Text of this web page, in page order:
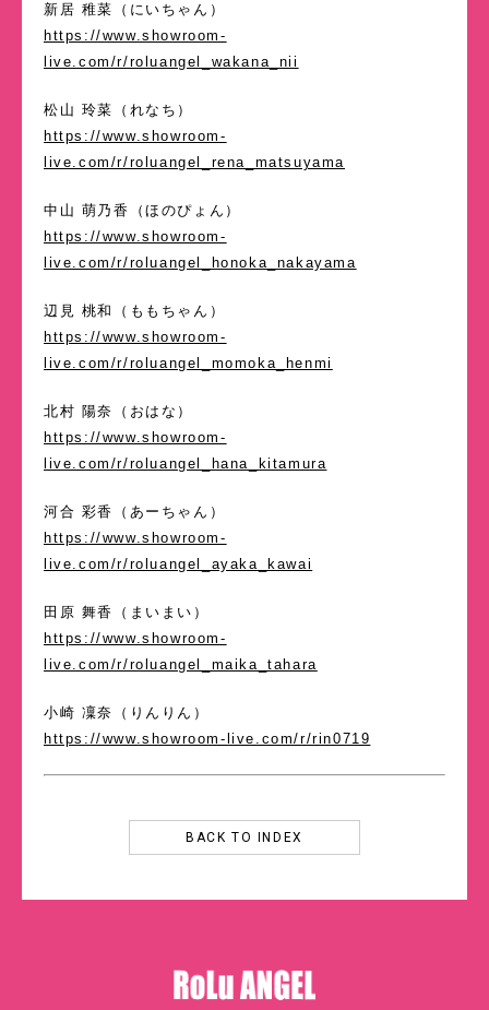
新居 稚菜（にいちゃん）
https://www.showroom-
live.com/r/roluangel_wakana_nii
松山 玲菜（れなち）
https://www.showroom-
live.com/r/roluangel_rena_matsuyama
中山 萌乃香（ほのぴょん）
https://www.showroom-
live.com/r/roluangel_honoka_nakayama
辺見 桃和（ももちゃん）
https://www.showroom-
live.com/r/roluangel_momoka_henmi
北村 陽奈（おはな）
https://www.showroom-
live.com/r/roluangel_hana_kitamura
河合 彩香（あーちゃん）
https://www.showroom-
live.com/r/roluangel_ayaka_kawai
田原 舞香（まいまい）
https://www.showroom-
live.com/r/roluangel_maika_tahara
小崎 凜奈（りんりん）
https://www.showroom-live.com/r/rin0719
BACK TO INDEX